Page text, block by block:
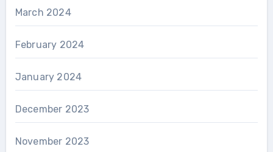
March 2024
February 2024
January 2024
December 2023
November 2023